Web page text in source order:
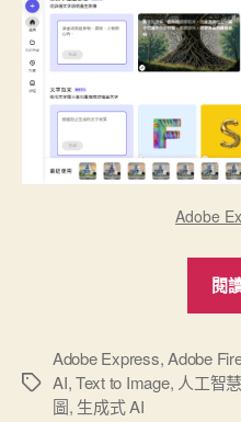
Adobe
閱
標
Adobe Express,Adobe
AI,Text to Image, 人工智慧
圖, 生成式 AI